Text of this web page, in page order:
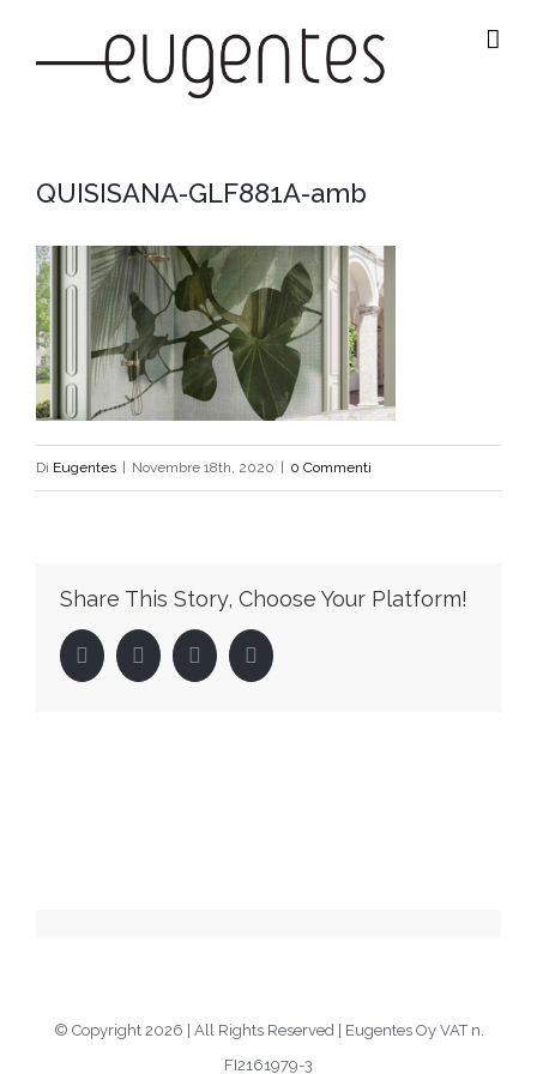
QUISISANA-GLF881A-amb
Di Eugentes Novembre 18th, 2020 0 Commenti
Share This Story, Choose Your Platform!
FacebookTwitter LinkedInPinterest
© Copyright 2026 | All Rights Reserved | Eugentes Oy VAT n.
FI2161979-3